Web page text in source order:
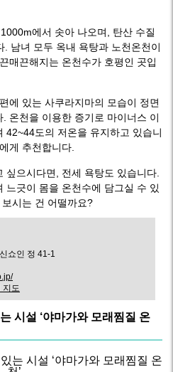
에서 솟아 나오며, 탄산 수질
남녀 모두 옥내 욕탕과 노천온천이
매끈해지는 온천수가 호평인 곳입
에 있는 사쿠라지마의 모습이 정면
온천을 이용한 증기로 마이너스 이
42~44도의 저온을 유지하고 있습니
게 추천합니다.
싶으시다면, 전세 욕탕도 있습니다.
느긋이 몸을 온천수에 담그실 수 있
시는 건 어떨까요?
쇼인 정 41-1
지도
시설 ‘야마가와 모래찜질 온